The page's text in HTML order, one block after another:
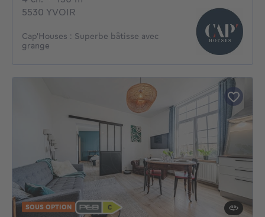
5530 YVOIR
Cap'Houses : Superbe bâtisse avec
grange
SOUS OPTION